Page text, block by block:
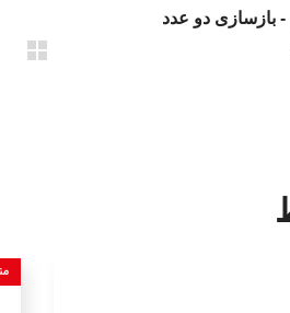
بازسازی دو عدد